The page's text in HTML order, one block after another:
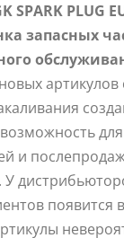
SPARK PLUG
запасных
артикулов
и
У
появится